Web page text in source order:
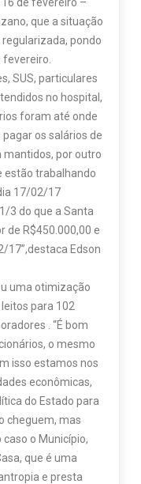
que a situação
pondo
SUS, particulares
no hospital,
foram até onde
os salários de
por outro
estão trabalhando
17/02/17
3 do que a Santa
de R$450.000,00 e
17”,destaca Edson
uma otimização
para 102
. “É bom
o mesmo
isso estamos nos
econômicas,
do Estado para
cheguem, mas
o Município,
que é uma
e presta